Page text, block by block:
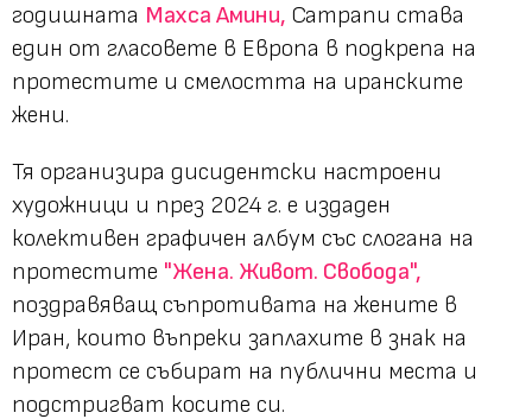
годишната Махса Амини, Сатрапи става
един от гласовете в Европа в подкрепа на
протестите и смелостта на иранските
жени.
Тя организира дисидентски настроени
художници и през 2024 г. е издаден
колективен графичен албум със слогана на
протестите "Жена. Живот. Свобода",
поздравяващ съпротивата на жените в
Иран, които въпреки заплахите в знак на
протест се събират на публични места и
подстригват косите си.